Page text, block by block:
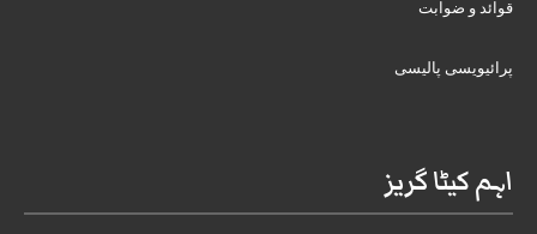
قوائد و ضوابت
پرائیویسی پالیسی
اہم کیٹا گریز